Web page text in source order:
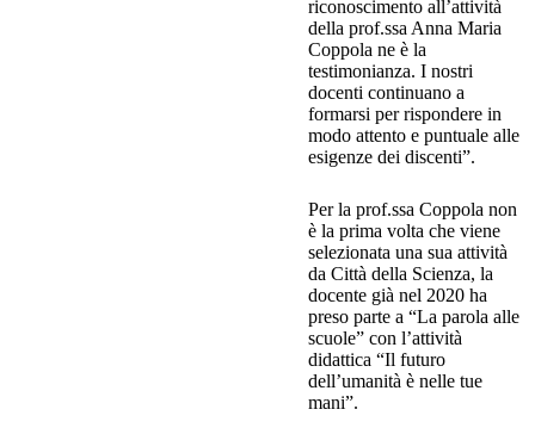
riconoscimento all’attività
della prof.ssa Anna Maria
Coppola ne è la
testimonianza. I nostri
docenti continuano a
formarsi per rispondere in
modo attento e puntuale alle
esigenze dei discenti”.
Per la prof.ssa Coppola non
è la prima volta che viene
selezionata una sua attività
da Città della Scienza, la
docente già nel 2020 ha
preso parte a “La parola alle
scuole” con l’attività
didattica “Il futuro
dell’umanità è nelle tue
mani”.